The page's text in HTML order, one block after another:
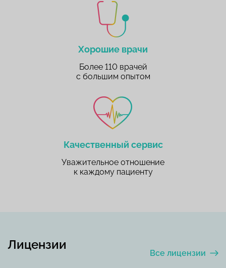
Хорошие врачи
Более 110 врачей
с большим опытом
Качественный сервис
Уважительное отношение
к каждому пациенту
Лицензии
Все лицензии